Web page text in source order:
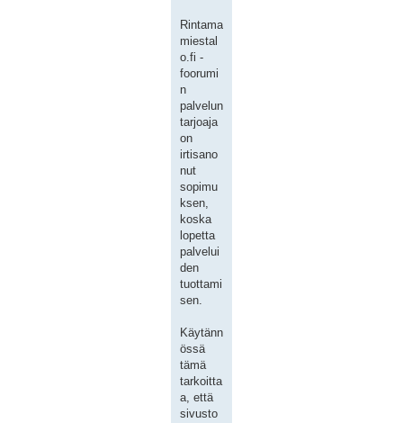
Rintama
miestal
o.fi -
foorumi
n
palvelun
tarjoaja
on
irtisano
nut
sopimu
ksen,
koska
lopetta
palvelui
den
tuottami
sen.
Käytänn
össä
tämä
tarkoitta
a, että
sivusto